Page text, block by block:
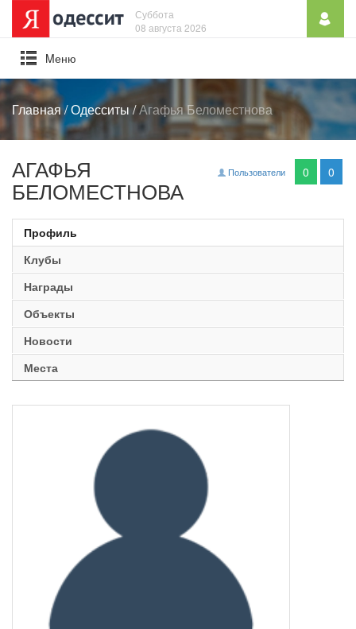
Суббота
08 августа 2026
Mеню
Главная/Одесситы/Агафья Беломестнова
Пользователи 0 0
АГАФЬЯ
БЕЛОМЕСТНОВА
Профиль
Клубы
Награды
Объекты
Новости
Места